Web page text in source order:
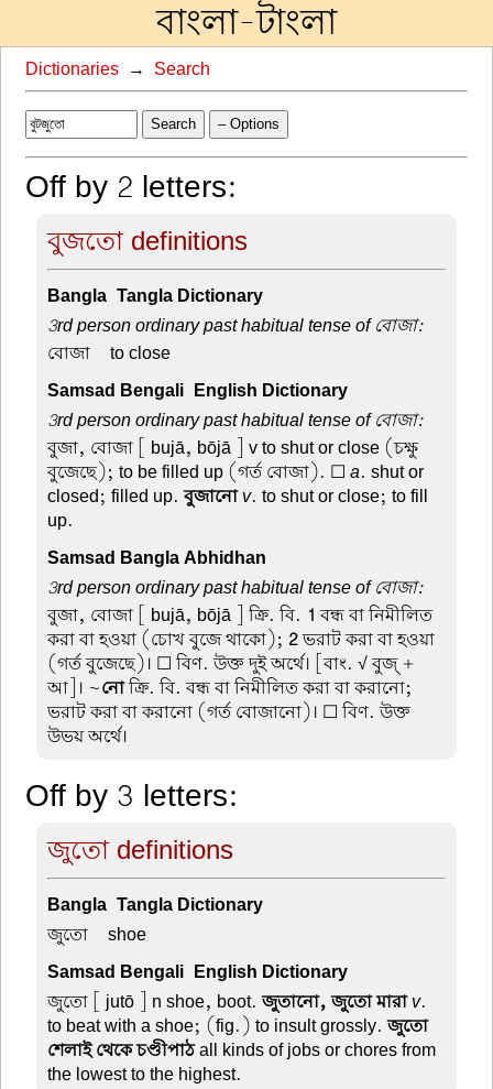
বাংলা-টাংলা
Dictionaries → Search
Search – Options
Off by 2 letters:
বুজতো definitions
Bangla-Tangla Dictionary
3rd person ordinary past habitual tense of বোজা:
বোজা –to close
Samsad Bengali-English Dictionary
3rd person ordinary past habitual tense of বোজা:
বুজা, বোজা [ bujā, bōjā ] v to shut or close (চক্ষু
বুজেছে); to be filled up (গর্ত বোজা). ☐a. shut or
closed; filled up.বুজানো v. to shut or close; to fill
up.
Samsad Bangla Abhidhan
3rd person ordinary past habitual tense of বোজা:
বুজা, বোজা [ bujā, bōjā ] ক্রি. বি. 1 বন্ধ বা নিমীলিত
করা বা হওয়া (চোখ বুজে থাকো); 2ভরাট করা বা হওয়া
(গর্ত বুজেছে)। ☐ বিণ. উক্ত দুই অর্থে। [বাং. √ বুজ্ +
আ]। ~নোক্রি. বি. বন্ধ বা নিমীলিত করা বা করানো;
ভরাট করা বা করানো (গর্ত বোজানো)। ☐ বিণ. উক্ত
উভয় অর্থে।
Off by 3 letters:
জুতো definitions
Bangla-Tangla Dictionary
জুতো –shoe
Samsad Bengali-English Dictionary
জুতো [ jutō ] n shoe, boot.জুতানো, জুতো মারা v.
to beat with a shoe; (fig.) to insult grossly.জুতো
শেলাই থেকে চণ্ডীপাঠall kinds of jobs or chores from
the lowest to the highest.